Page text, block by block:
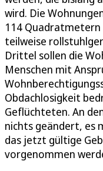
wird. Die
114
teilweise
Drittel sollen die
Menschen mit
Obdachlosigkeit
Geflüchteten. An
nichts geändert, es
das jetzt gültige
vorgenommen